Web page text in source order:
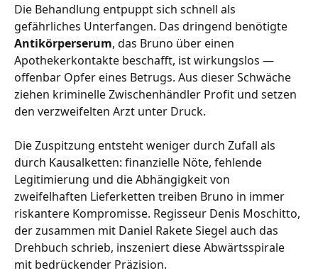
Die Behandlung entpuppt sich schnell als
gefährliches Unterfangen. Das dringend benötigte
Antikörperserum, das Bruno über einen
Apothekerkontakte beschafft, ist wirkungslos —
offenbar Opfer eines Betrugs. Aus dieser Schwäche
ziehen kriminelle Zwischenhändler Profit und setzen
den verzweifelten Arzt unter Druck.
Die Zuspitzung entsteht weniger durch Zufall als
durch Kausalketten: finanzielle Nöte, fehlende
Legitimierung und die Abhängigkeit von
zweifelhaften Lieferketten treiben Bruno in immer
riskantere Kompromisse. Regisseur Denis Moschitto,
der zusammen mit Daniel Rakete Siegel auch das
Drehbuch schrieb, inszeniert diese Abwärtsspirale
mit bedrückender Präzision.